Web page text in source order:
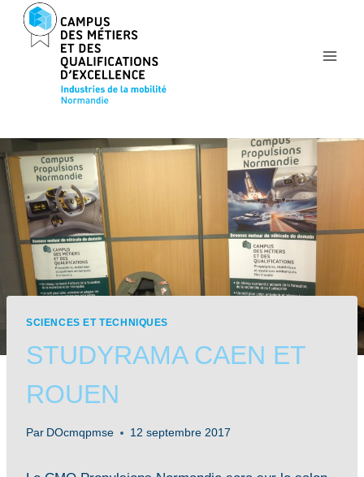
Aller
SCIENCES ET TECHNIQUES
STUDYRAMA CAEN ET
ROUEN
Par DOcmqpmse 12 septembre 2017